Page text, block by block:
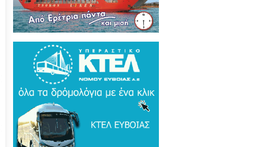
νέο Τουρκικό υπερσύχρονο βαλιστικό
πύραυλο με βεληνεκές 6.000 χιλιομέτρα
(ΦΩΤΟ & ΒΙΝΤΕΟ)
Βάκα Gate: Την περίμεναν στη
συνεδρίαση λογοδοσίας και αυτή
μοίραζε μετάλλια και έβλεπε τον
Παναθηναϊκό στο μπάσκετ / Τα άδεια
έδρανα της ξεφτίλας! (ΦΩΤΟ)
Ανεξάρτητος βουλευτής Γιάννης
Σαρακιώτης στο EviaZoom.gr:
«Τριτοκοσμικό το κράτος δικαίου στην
μπανανία του Μητσοτάκη, στο
στόχαστρο του καθεστώτος όσο ποτέ οι
"ενοχλητικοί" δημοσιογράφοι...»